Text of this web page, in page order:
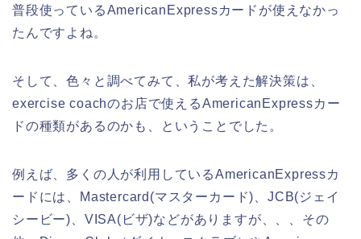
普段使っているAmericanExpressカードが使えなかっ
たんですよね。
そして、色々と調べてみて、私が考えた解決策は、
exercise coachのお店で使えるAmericanExpressカー
ドの種類があるのかも、ということでした。
例えば、多くの人が利用しているAmericanExpressカ
ードには、Mastercard(マスターカード)、JCB(ジェイ
シービー)、VISA(ビザ)などがありますが、、、その